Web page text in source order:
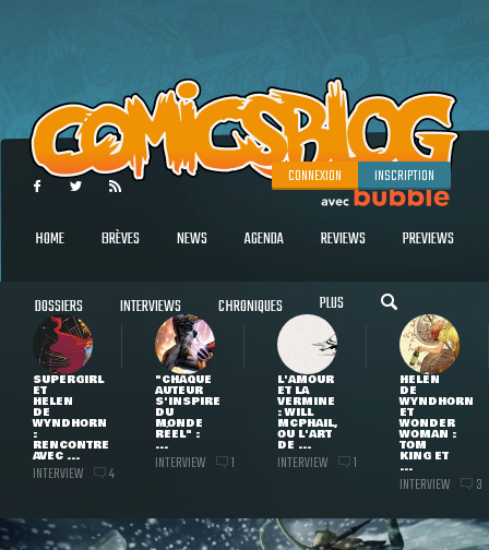
CONNEXION INSCRIPTION
HOME BRÈVES NEWS AGENDA REVIEWS PREVIEWS
DOSSIERS INTERVIEWS CHRONIQUES PLUS
SUPERGIRL
ET
HELEN
DE
WYNDHORN
:
RENCONTRE
AVEC ...
INTERVIEW 4
"CHAQUE
AUTEUR
S'INSPIRE
DU
MONDE
RÉEL" :
...
INTERVIEW 1
L'AMOUR
ET LA
VERMINE
: WILL
MCPHAIL,
OU L'ART
DE ...
INTERVIEW 1
HELEN
DE
WYNDHORN
ET
WONDER
WOMAN :
TOM
KING ET
...
INTERVIEW 3